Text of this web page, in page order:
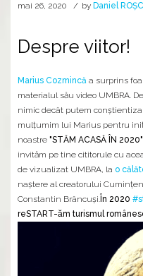
mai 26, 2020 by Daniel
Despre viitor!
Marius Cozmincă a surprins
materialul său video UMBRA.
nimic decât putem
mulțumim lui Marius pentru
noastre "STĂM ACASĂ ÎN
invităm pe tine cititorule cu
de vizualizat UMBRA, la o
naștere al creatorului
Constantin Brâncuși. În 2020
reSTART-ăm turismul